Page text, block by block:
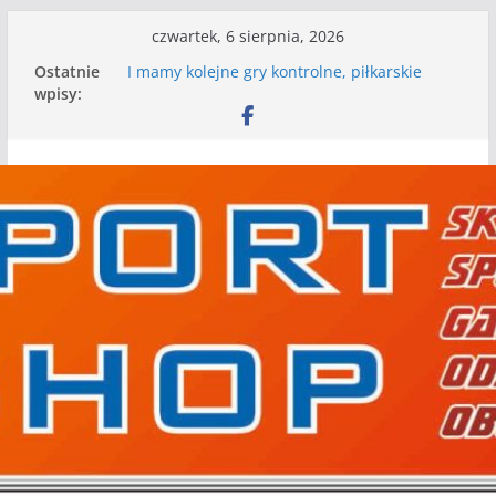
treści
czwartek, 6 sierpnia, 2026
Ostatnie
wpisy:
I mamy kolejne gry kontrolne, piłkarskie
Mecz o wygraną w I Edycji Lidze Szóstek Piłki
Nasze piłkarskie zespoły w toku przygotowań
Kolejne gry kontrolne naszych piłkarskich
zespołów za nami
WKS wygrywa pierwszą edycję Ligi Szóstek w
Gwdzie Wielkiej